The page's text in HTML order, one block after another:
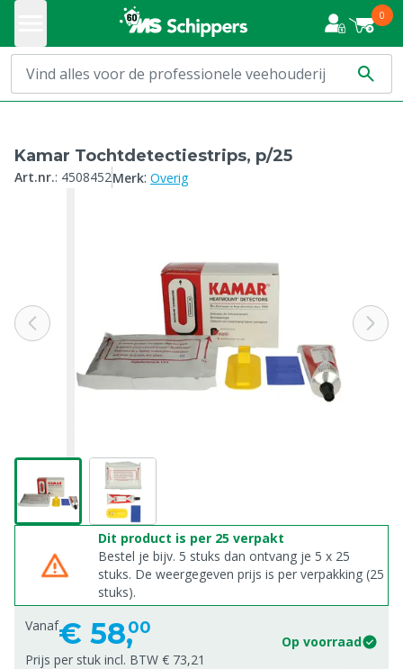
0
Kamar Tochtdetectiestrips, p/25
Art.nr.: 4508452Merk: Overig
Dit product is per 25 verpakt
Bestel je bijv. 5 stuks dan ontvang je 5 x 25
stuks. De weergegeven prijs is per verpakking (25
stuks).
Vanaf€ 58,00
Op voorraad
Prijs per stuk incl. BTW € 73,21